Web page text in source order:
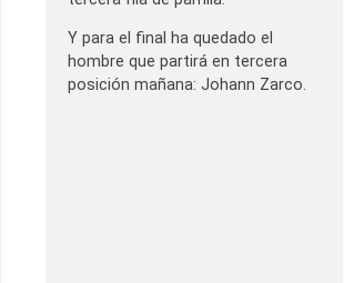
Y para el final ha quedado el
hombre que partirá en tercera
posición mañana: Johann Zarco.